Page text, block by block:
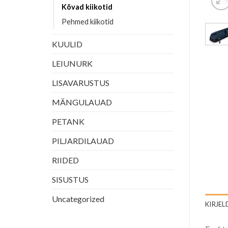
Kõvad kiikotid
Pehmed kiikotid
KUULID
LEIUNURK
LISAVARUSTUS
MÄNGULAUAD
PETANK
PILJARDILAUAD
RIIDED
SISUSTUS
Uncategorized